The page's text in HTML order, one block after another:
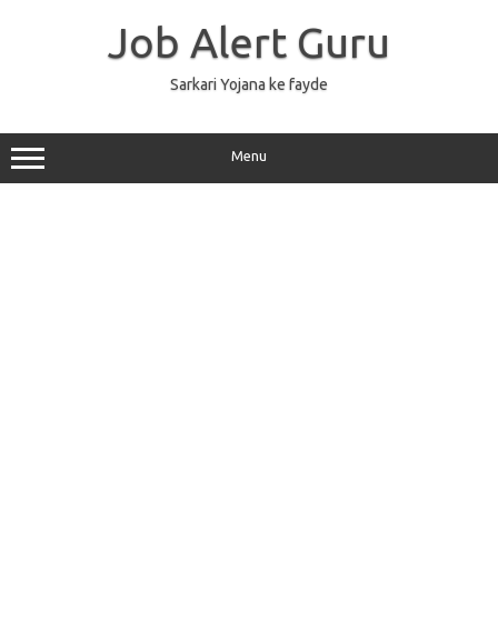
Job Alert Guru
Sarkari Yojana ke fayde
Menu